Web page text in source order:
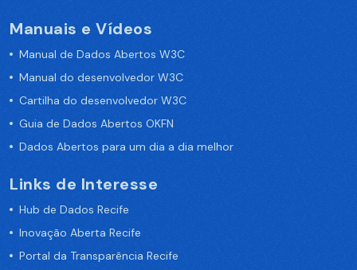
Manuais e Vídeos
Manual de Dados Abertos W3C
Manual do desenvolvedor W3C
Cartilha do desenvolvedor W3C
Guia de Dados Abertos OKFN
Dados Abertos para um dia a dia melhor
Links de Interesse
Hub de Dados Recife
Inovação Aberta Recife
Portal da Transparência Recife